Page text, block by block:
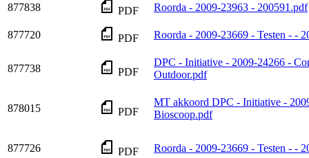
877838 PDF Roorda - 2009-23963 - 200591.pdf
877720 PDF Roorda - 2009-23669 - Testen - -
877738 PDF
DPC - Initiative - 2009-24266 -
Outdoor.pdf
878015 PDF
MT akkoord DPC - Initiative -
Bioscoop.pdf
877726 PDF Roorda - 2009-23669 - Testen - -